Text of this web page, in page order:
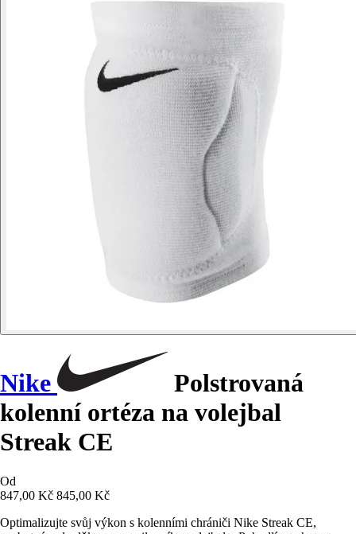
Nike
Polstrovaná
kolenní ortéza na volejbal
Streak CE
Od
847,00 Kč 845,00 Kč
Optimalizujte svůj výkon s kolenními chrániči Nike Streak CE,